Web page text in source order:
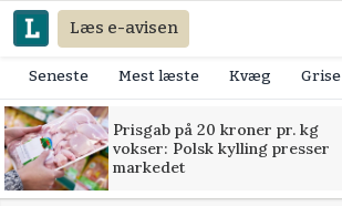
Læs e-avisen
Seneste Mest læste Kvæg Grise
Prisgab på 20 kroner pr. kg
vokser: Polsk kylling presser
markedet